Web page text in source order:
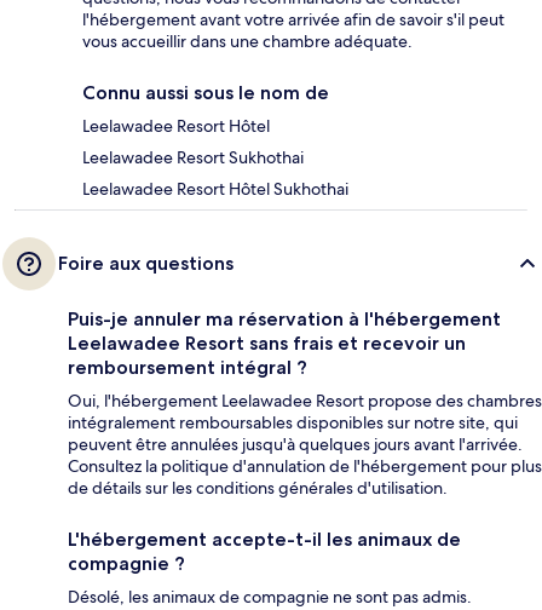
l'hébergement avant votre arrivée afin de savoir s'il peut
vous accueillir dans une chambre adéquate.
Connu aussi sous le nom de
Leelawadee Resort Hôtel
Leelawadee Resort Sukhothai
Leelawadee Resort Hôtel Sukhothai
Foire aux questions
Puis-je annuler ma réservation à l'hébergement
Leelawadee Resort sans frais et recevoir un
remboursement intégral ?
Oui, l'hébergement Leelawadee Resort propose des chambres
intégralement remboursables disponibles sur notre site, qui
peuvent être annulées jusqu'à quelques jours avant l'arrivée.
Consultez la politique d'annulation de l'hébergement pour plus
de détails sur les conditions générales d'utilisation.
L'hébergement accepte-t-il les animaux de
compagnie ?
Désolé, les animaux de compagnie ne sont pas admis.